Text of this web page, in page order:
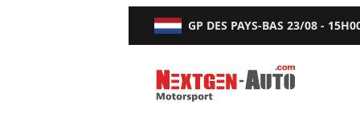
GP DES PAYS-BAS 23/08 -
Nextgen-Auto.com